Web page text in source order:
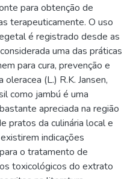
para obtenção de
terapeuticamente. O uso
é registrado desde as
uma das práticas
para cura, prevenção e
(L.) R.K. Jansen,
como jambú é uma
apreciada na região
pratos da culinária local e
indicações
o tratamento de
toxicológicos do extrato